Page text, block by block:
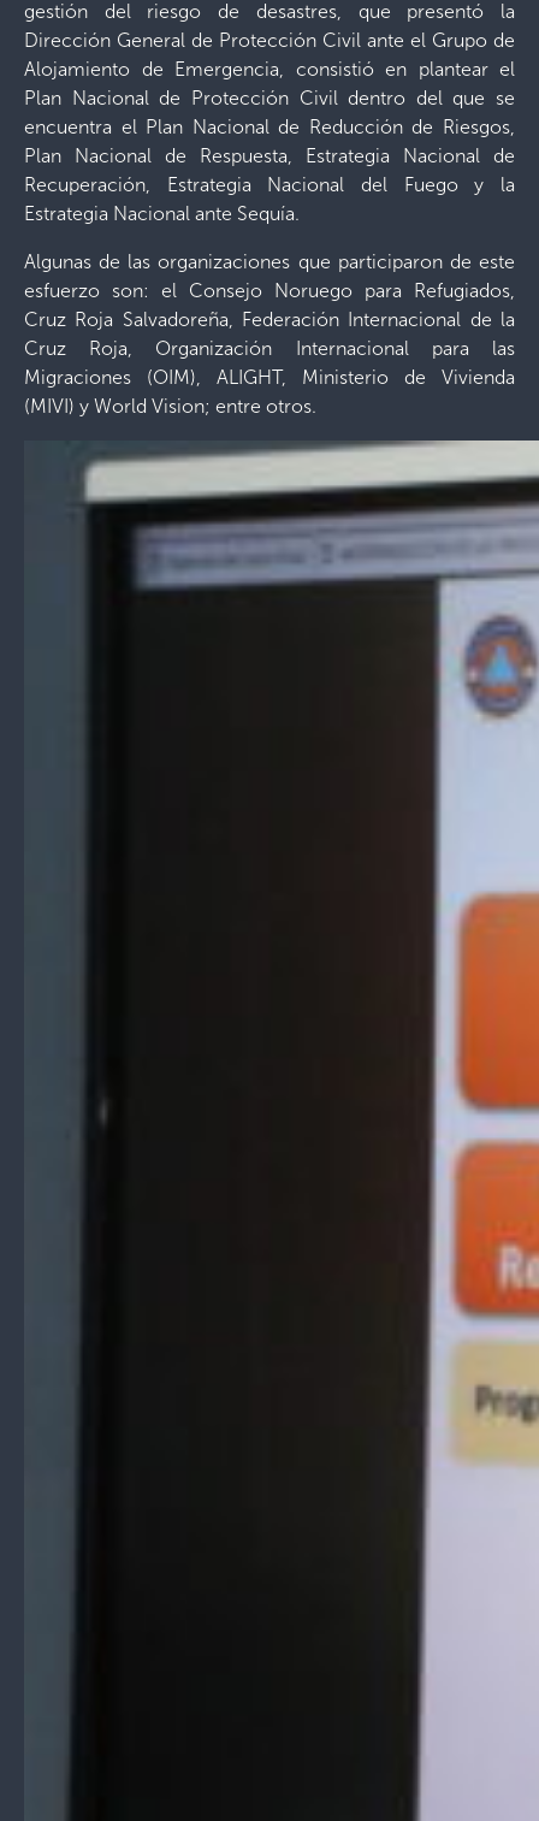
gestión del riesgo de desastres, que presentó la
Dirección General de Protección Civil ante el Grupo de
Alojamiento de Emergencia, consistió en plantear el
Plan Nacional de Protección Civil dentro del que se
encuentra el Plan Nacional de Reducción de Riesgos,
Plan Nacional de Respuesta, Estrategia Nacional de
Recuperación, Estrategia Nacional del Fuego y la
Estrategia Nacional ante Sequía.
Algunas de las organizaciones que participaron de este
esfuerzo son: el Consejo Noruego para Refugiados,
Cruz Roja Salvadoreña, Federación Internacional de la
Cruz Roja, Organización Internacional para las
Migraciones (OIM), ALIGHT, Ministerio de Vivienda
(MIVI) y World Vision; entre otros.